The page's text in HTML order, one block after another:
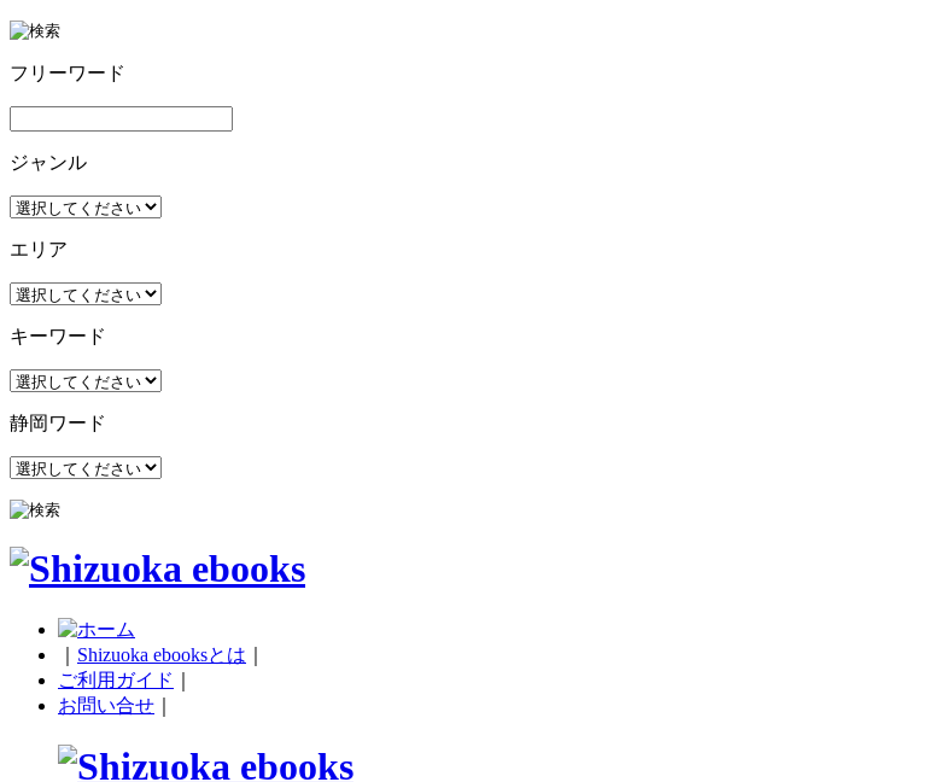
フリーワード
ジャンル
エリア
キーワード
静岡ワード
Shizuoka ebooksとは
ご利用ガイド
お問い合せ